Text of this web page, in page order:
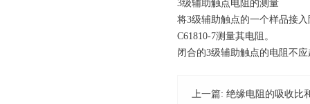
3级辅助触点电阻的测量
将3级辅助触点的一个样品接
C61810-7测量其电阻。
闭合的3级辅助触点的电阻不
上一篇: 绝缘电阻的吸收比